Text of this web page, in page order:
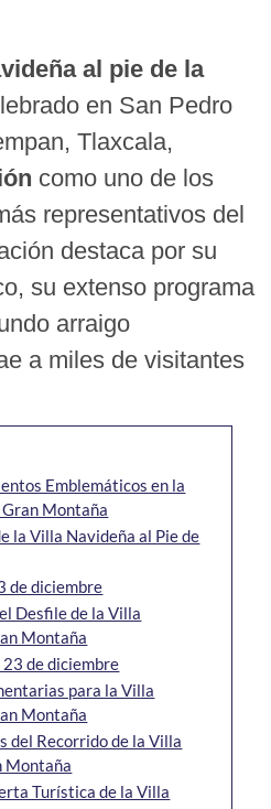
al pie de la
en San Pedro
Tlaxcala,
como uno de los
representativos del
destaca por su
su extenso programa
arraigo
a miles de visitantes
Emblemáticos en la
Montaña
la Villa Navideña al Pie de
de diciembre
Desfile de la Villa
Montaña
de diciembre
para la Villa
Montaña
del Recorrido de la Villa
Montaña
Turística de la Villa